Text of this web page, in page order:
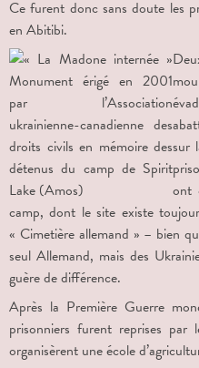
Ce furent donc sans doute les
en Abitibi.
sur
ont
camp, dont le site existe
« Cimetière allemand » – bien
seul Allemand, mais des
guère de différence.
Après la Première Guerre
prisonniers furent reprises
organisèrent une école